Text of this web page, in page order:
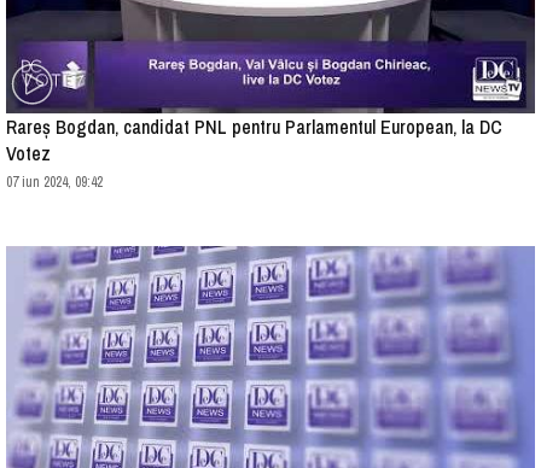
Rareș Bogdan, candidat PNL pentru Parlamentul European, la DC
Votez
07 iun 2024, 09:42